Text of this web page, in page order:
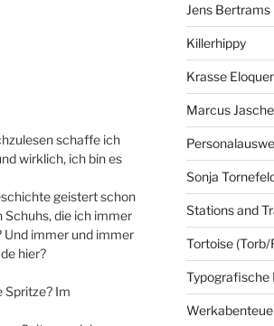
schaffe ich
wirklich, ich bin es
geistert schon
Schuhs, die ich immer
Und immer und immer
hier?
Spritze? Im
Jens Bertrams
Killerhippy
Krasse
Marcus
Sonja
Stations and
Tortoise (Torb/
Typografische